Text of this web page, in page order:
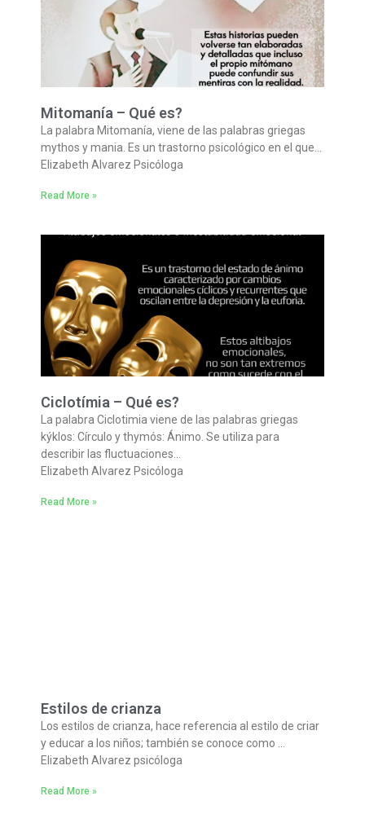
Mitomanía – Qué es?
La palabra Mitomanía, viene de las palabras griegas
mythos y mania. Es un trastorno psicológico en el que…
Elizabeth Alvarez Psicóloga
Read More »
Ciclotímia – Qué es?
La palabra Ciclotimia viene de las palabras griegas
kýklos: Círculo y thymós: Ánimo. Se utiliza para
describir las fluctuaciones…
Elizabeth Alvarez Psicóloga
Read More »
Estilos de crianza
Los estilos de crianza, hace referencia al estilo de criar
y educar a los niños; también se conoce como …
Elizabeth Alvarez psicóloga
Read More »